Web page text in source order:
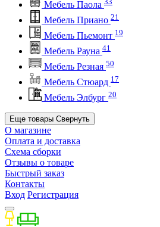
Мебель Паола
Мебель Приано 21
Мебель Пьемонт 19
Мебель Рауна 41
Мебель Резная 50
Мебель Стюард 17
Мебель Элбург 20
Еще товары Свернуть
О магазине
Оплата и доставка
Схема сборки
Отзывы о товаре
Быстрый заказ
Контакты
Вход Регистрация